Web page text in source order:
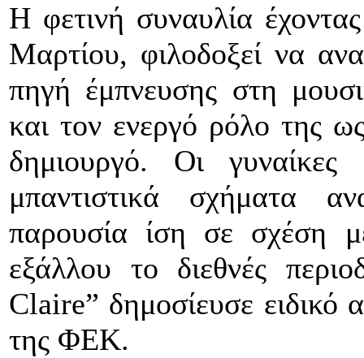
Η φετινή συναυλία
Μαρτίου, φιλοδοξεί να
πηγή έμπνευσης στη
και τον ενεργό ρόλο της
δημιουργό. Οι
μπαντιστικά σχήματα
παρουσία ίση σε σχέση
εξάλλου το διεθνές
Claire” δημοσίευσε ειδικό
της ΦΕΚ.